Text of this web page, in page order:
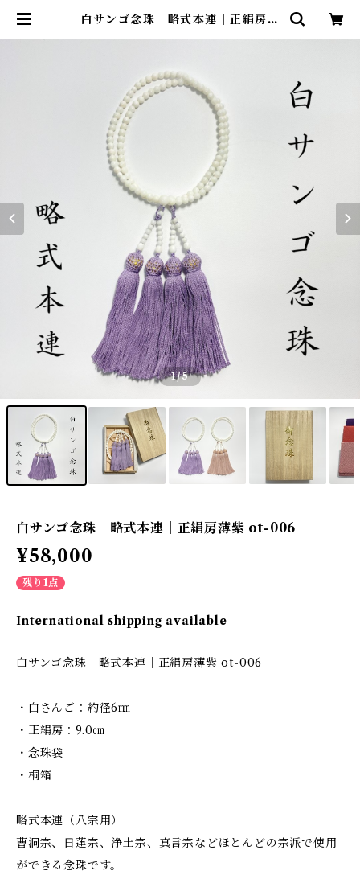
白サンゴ念珠 略式本連｜正絹房薄
1/5
白サンゴ念珠 略式本連｜正絹房薄紫 ot-006
¥58,000
残り1点
International shipping available
白サンゴ念珠 略式本連｜正絹房薄紫 ot-006
・白さんご：約径6㎜
・正絹房：9.0㎝
・念珠袋
・桐箱
略式本連（八宗用）
曹洞宗、日蓮宗、浄土宗、真言宗などほとんどの宗派で使用
ができる念珠です。